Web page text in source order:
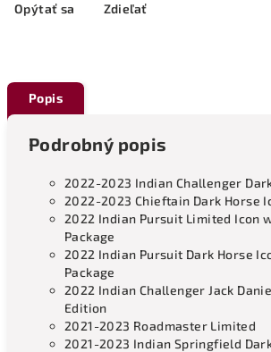
Opýtať sa Zdieľať
Popis
Podrobný popis
2022-2023 Indian Challenger
2022-2023 Chieftain Dark Horse
2022 Indian Pursuit Limited Icon
Package
2022 Indian Pursuit Dark Horse
Package
2022 Indian Challenger Jack
Edition
2021-2023 Roadmaster Limited
2021-2023 Indian Springfield